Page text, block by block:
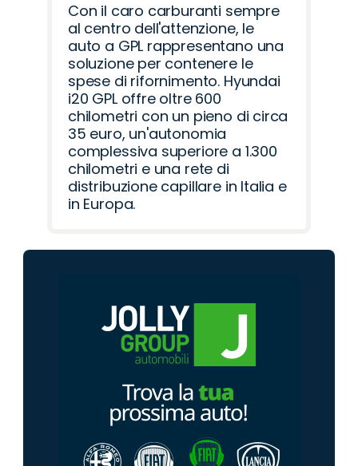
Con il caro carburanti sempre
al centro dell'attenzione, le
auto a GPL rappresentano una
soluzione per contenere le
spese di rifornimento. Hyundai
i20 GPL offre oltre 600
chilometri con un pieno di circa
35 euro, un'autonomia
complessiva superiore a 1.300
chilometri e una rete di
distribuzione capillare in Italia e
in Europa.